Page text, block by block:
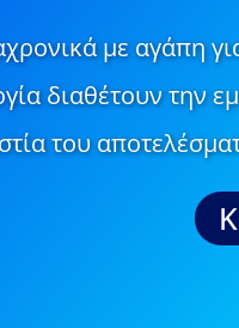
με αγάπη
διαθέτουν την
του